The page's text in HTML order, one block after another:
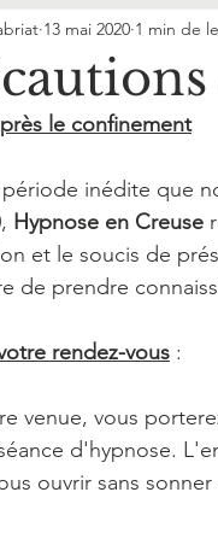
13 mai 2020 1 min de
le confinement
inédite que
Hypnose en Creuse
et le soucis de
de prendre
rendez-vous :
venue, vous
d'hypnose.
ouvrir sans